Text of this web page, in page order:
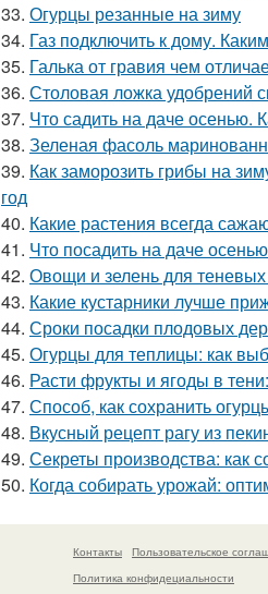
33. Огурцы резанные на зиму
34. Газ подключить к дому.
35. Галька от гравия чем
36. Столовая ложка удобрений
37. Что садить на даче осенью.
38. Зеленая фасоль
39. Как заморозить грибы на
год
40. Какие растения всегда
41. Что посадить на даче
42. Овощи и зелень для
43. Какие кустарники лучше
44. Сроки посадки плодовых
45. Огурцы для теплицы: как
46. Расти фрукты и ягоды в
47. Способ, как сохранить
48. Вкусный рецепт рагу из
49. Секреты производства: как
50. Когда собирать урожай:
Контакты
Пользовательское
Политика конфидециальности